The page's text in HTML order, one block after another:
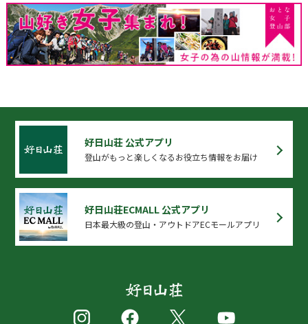
好日山荘 公式アプリ
登山がもっと楽しくなるお役立ち情報をお届け
好日山荘ECMALL 公式アプリ
日本最大級の登山・アウトドアECモールアプリ